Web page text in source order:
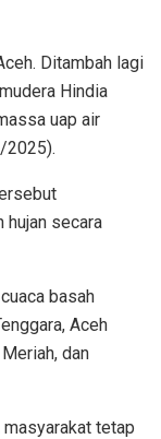
Ditambah lagi
Hindia
uap air
2025).
hujan secara
basah
Aceh
dan
tetap